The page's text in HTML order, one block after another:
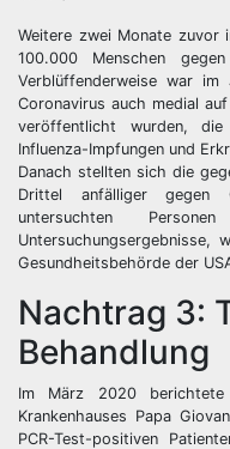
Weitere zwei Monate zuvor
100.000 Menschen
Verblüffenderweise war
Coronavirus auch medial
veröffentlicht wurden, die
Influenza-Impfungen und
Danach stellten sich die
Drittel anfälliger gegen
untersuchten
Untersuchungsergebnisse,
Gesundheitsbehörde der
Nachtrag 3:
Behandlung
Im März 2020
Krankenhauses Papa
PCR-Test-positiven